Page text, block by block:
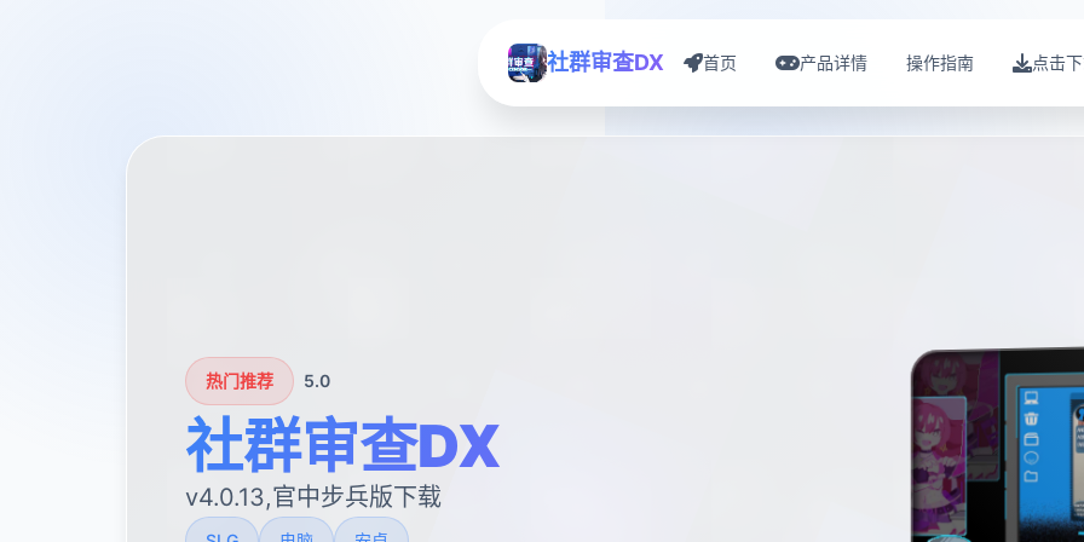
社群审查DX 首页 产品详情 操作指南 点击
热门推荐 5.0
社群审查DX
v4.0.13,官中步兵版下载